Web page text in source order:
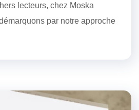
lecteurs, chez Moska
par notre approche